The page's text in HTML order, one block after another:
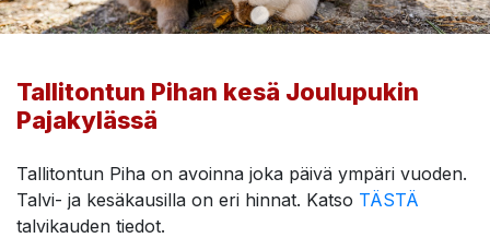
Tallitontun Pihan kesä Joulupukin
Pajakylässä
Tallitontun Piha on avoinna joka päivä ympäri vuoden.
Talvi- ja kesäkausilla on eri hinnat. Katso TÄSTÄ
talvikauden tiedot.